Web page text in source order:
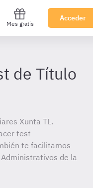
Mes gratis
Acceder
de Título
Xunta TL.
test
te facilitamos
de la